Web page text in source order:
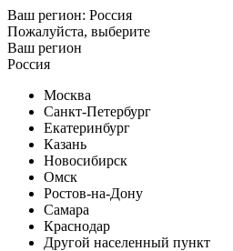
Ваш регион: Россия
Пожалуйста, выберите
Ваш регион
Россия
Москва
Санкт-Петербург
Екатеринбург
Казань
Новосибирск
Омск
Ростов-на-Дону
Самара
Краснодар
Другой населенный пункт